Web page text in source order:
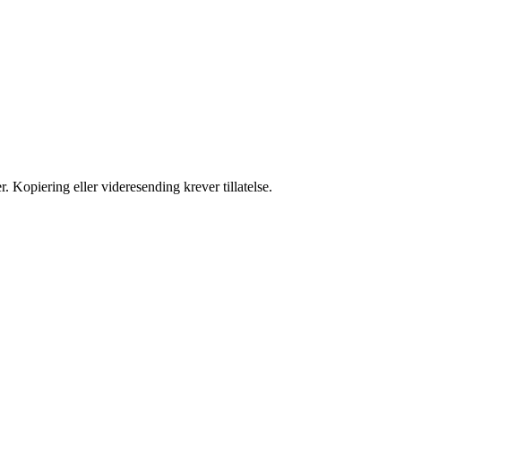
Kopiering eller videresending krever tillatelse.